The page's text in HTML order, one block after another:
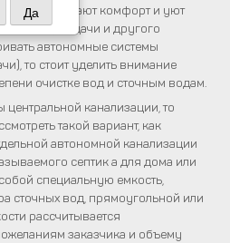
Даработа дают комфорт и уют
коттеджа, дачи и другого
автономные системы
то стоит уделить внимание
очистке вод и сточным водам.
центральной канализации, то
такой вариант, как
автономной канализации
септик а для дома или
специальную емкость,
сточных вод, прямоугольной или
рассчитывается
заказчика и объему